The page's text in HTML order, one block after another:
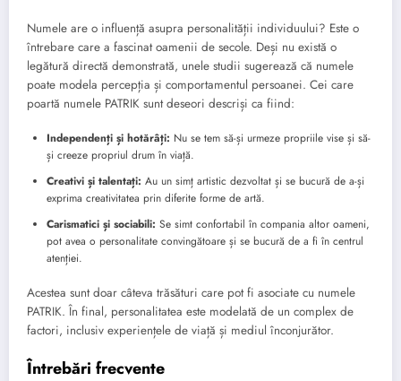
Numele are o influență asupra personalității individuului? Este o
întrebare care a fascinat oamenii de secole. Deși nu există o
legătură directă demonstrată, unele studii sugerează că numele
poate modela percepția și comportamentul persoanei. Cei care
poartă numele PATRIK sunt deseori descriși ca fiind:
Independenți și hotărâți: Nu se tem să-și urmeze propriile vise și să-
și creeze propriul drum în viață.
Creativi și talentați: Au un simț artistic dezvoltat și se bucură de a-și
exprima creativitatea prin diferite forme de artă.
Carismatici și sociabili: Se simt confortabil în compania altor oameni,
pot avea o personalitate convingătoare și se bucură de a fi în centrul
atenției.
Acestea sunt doar câteva trăsături care pot fi asociate cu numele
PATRIK. În final, personalitatea este modelată de un complex de
factori, inclusiv experiențele de viață și mediul înconjurător.
Întrebări frecvente